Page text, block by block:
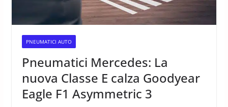
PNEUMATICI AUTO
Pneumatici Mercedes: La
nuova Classe E calza Goodyear
Eagle F1 Asymmetric 3